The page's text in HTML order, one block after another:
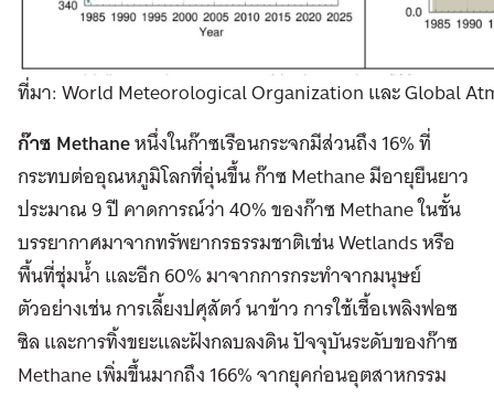
ที่มา: World Meteorological Organization และ Global
ก๊าซMethaneหนึ่งในก๊าซเรือนกระจกมีส่วนถึง 16% ที่
กระทบต่ออุณหภูมิโลกที่อุ่นขึ้น ก๊าซ Methane มีอายุยืนยาว
ประมาณ 9 ปี คาดการณ์ว่า 40% ของก๊าซ Methane ในชั้น
บรรยากาศมาจากทรัพยากรธรรมชาติเช่น Wetlands หรือ
พื้นที่ชุ่มน้ำ และอีก 60% มาจากการกระทำจากมนุษย์
ตัวอย่างเช่น การเลี้ยงปศุสัตว์ นาข้าว การใช้เชื้อเพลิงฟอซ
ซิล และการทิ้งขยะและฝังกลบลงดิน ปัจจุบันระดับของก๊าซ
Methane เพิ่มขึ้นมากถึง 166% จากยุคก่อนอุตสาหกรรม